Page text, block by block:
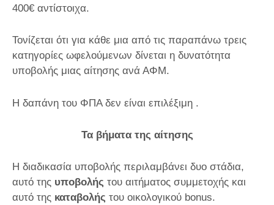
400€ αντίστοιχα.
Τονίζεται ότι για κάθε μια από τις παραπάνω τρεις
κατηγορίες ωφελούμενων δίνεται η δυνατότητα
υποβολής μιας αίτησης ανά ΑΦΜ.
Η δαπάνη του ΦΠΑ δεν είναι επιλέξιμη .
Τα βήματα της αίτησης
Η διαδικασία υποβολής περιλαμβάνει δυο στάδια,
αυτό της υποβολής του αιτήματος συμμετοχής και
αυτό της καταβολής του οικολογικού bonus.